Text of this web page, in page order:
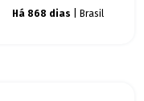
Há 868 dias | Brasil